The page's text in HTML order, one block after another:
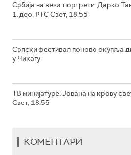
Србија на вези-портрети: Дарко
1. део, РТС Свет, 18.55
Српски фестивал поново окупља
у Чикагу
ТВ минијатуре: Јована на крову
Свет, 18.55
КОМЕНТАРИ